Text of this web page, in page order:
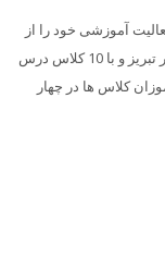
آموزشی خود را از
سال 1365 با دریافت مجوز از اداره آموزش و پرورش در تبریز و با 10 کلاس درس
کلاس ها در چهار